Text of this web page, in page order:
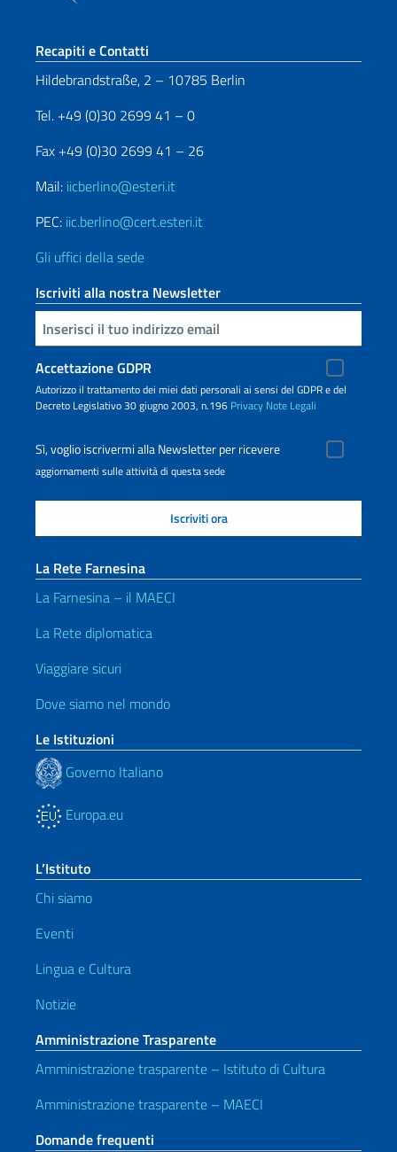
Sezione footer
Recapiti e Contatti
Hildebrandstraße, 2 – 10785 Berlin
Tel. +49 (0)30 2699 41 – 0
Fax +49 (0)30 2699 41 – 26
Mail: iicberlino@esteri.it
PEC: iic.berlino@cert.esteri.it
Gli uffici della sede
Iscriviti alla nostra Newsletter
Inserisci la tua email
Accettazione GDPR
Autorizzo il trattamento dei miei dati personali ai sensi del GDPR e del
Decreto Legislativo 30 giugno 2003, n.196 Privacy Note Legali
Sì, voglio iscrivermi alla Newsletter per ricevere
aggiornamenti sulle attività di questa sede
La Rete Farnesina
La Farnesina – il MAECI
La Rete diplomatica
Viaggiare sicuri
Dove siamo nel mondo
Le Istituzioni
Governo Italiano
Europa.eu
L’Istituto
Chi siamo
Eventi
Lingua e Cultura
Notizie
Amministrazione Trasparente
Amministrazione trasparente – Istituto di Cultura
Amministrazione trasparente – MAECI
Domande frequenti